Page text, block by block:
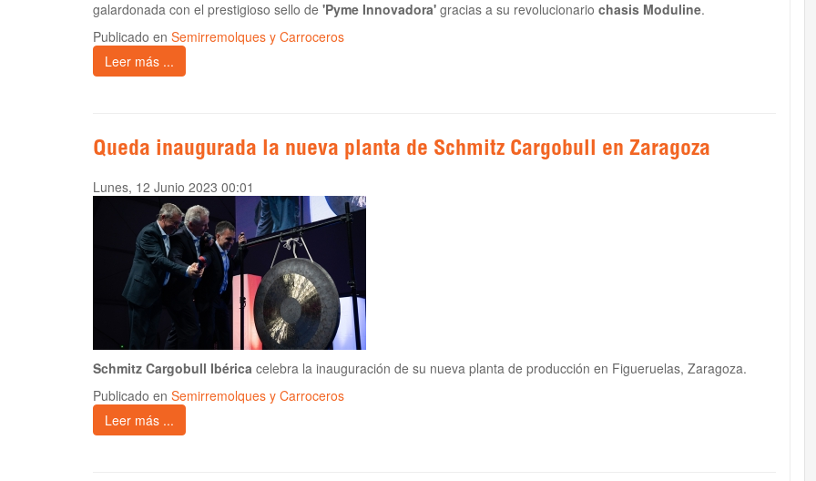
galardonada con el prestigioso sello de 'Pyme Innovadora' gracias a su revolucionario chasis Moduline.
Publicado en Semirremolques y Carroceros
Leer más ...
Queda inaugurada la nueva planta de Schmitz Cargobull en Zaragoza
Lunes, 12 Junio 2023 00:01
Schmitz Cargobull Ibérica celebra la inauguración de su nueva planta de producción en Figueruelas, Zaragoza.
Publicado en Semirremolques y Carroceros
Leer más ...